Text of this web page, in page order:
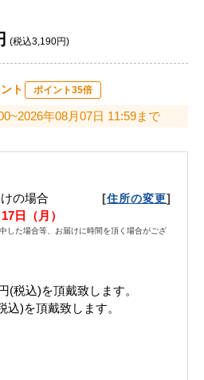
(税込3,190円)
ト ポイント35倍
年08月07日 11:59まで
の場合 [住所の変更]
日（月）
した場合等、お届けに時間を頂く場合がござ
(税込)を頂戴致します。
込)を頂戴致します。